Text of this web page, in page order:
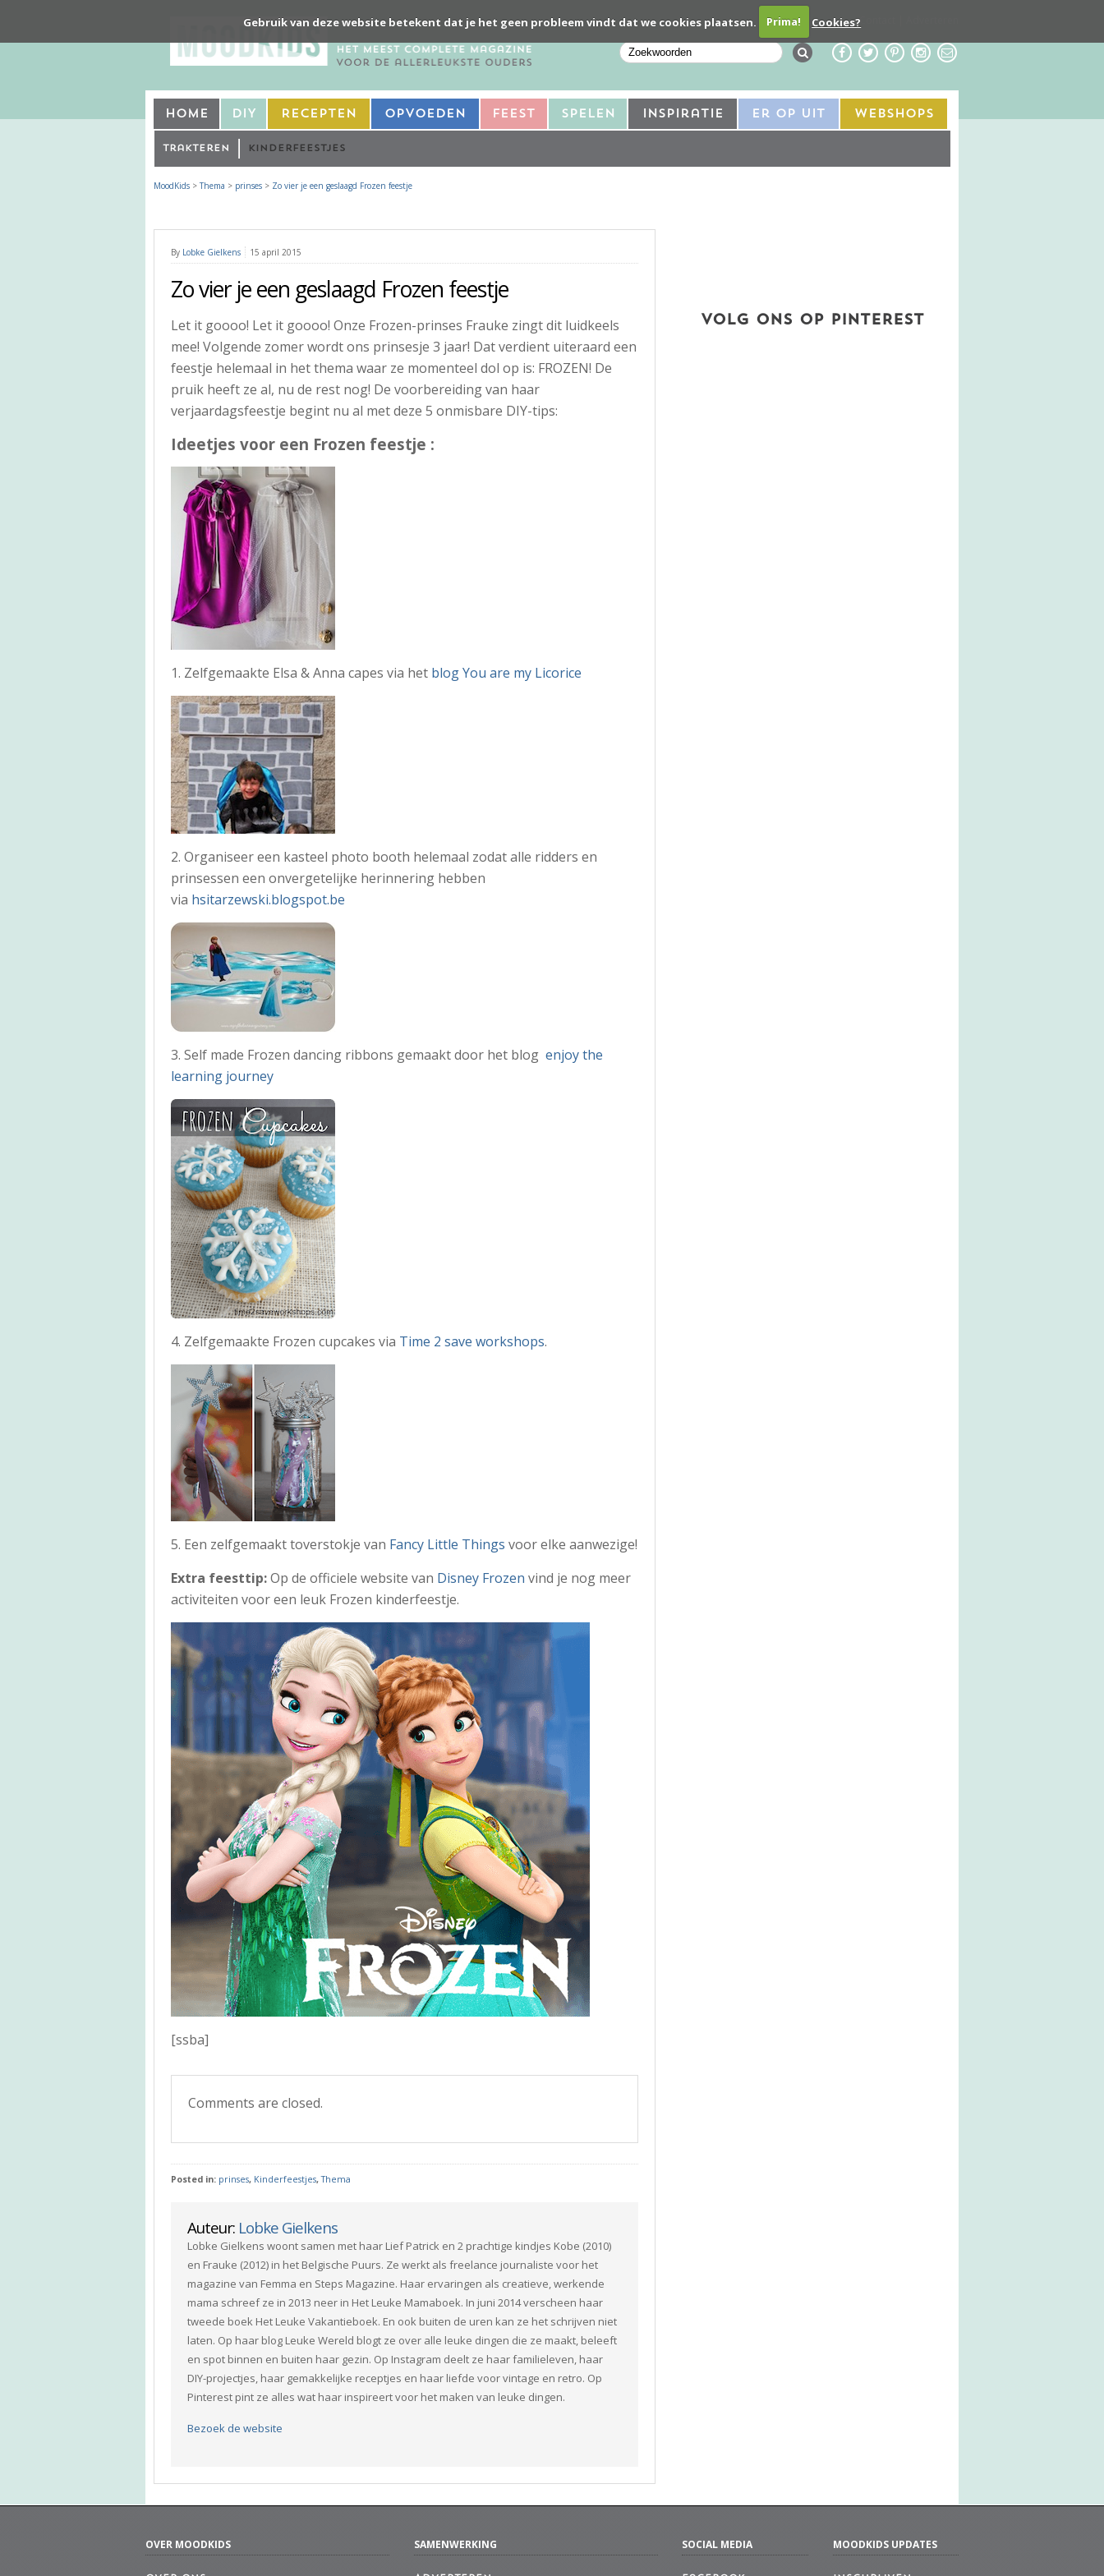
Gebruik van deze website betekent dat je het geen probleem vindt dat we cookies plaatsen. Prima! Cookies?Contact
Home DIY Recepten Opvoeden Feest Spelen Inspiratie Er Op Uit Webshops
Trakteren Kinderfeestjes
MoodKids >Thema > prinses > Zo vier je een geslaagd Frozen feestje
By Lobke Gielkens 15 april 2015
Zo vier je een geslaagd Frozen feestje
Let it goooo! Let it goooo! Onze Frozen-prinses Frauke zingt dit luidkeels
mee! Volgende zomer wordt ons prinsesje 3 jaar! Dat verdient uiteraard een
feestje helemaal in het thema waar ze momenteel dol op is: FROZEN! De
pruik heeft ze al, nu de rest nog! De voorbereiding van haar
verjaardagsfeestje begint nu al met deze 5 onmisbare DIY-tips:
Ideetjes voor een Frozen feestje :
1. Zelfgemaakte Elsa & Anna capes via het blog You are my Licorice
2. Organiseer een kasteel photo booth helemaal zodat alle ridders en
prinsessen een onvergetelijke herinnering hebben
via hsitarzewski.blogspot.be
3. Self made Frozen dancing ribbons gemaakt door het blog enjoy the
learning journey
4. Zelfgemaakte Frozen cupcakes via Time 2 save workshops.
5. Een zelfgemaakt toverstokje van Fancy Little Things voor elke aanwezige!
Extra feesttip:Op de officiele website van Disney Frozen vind je nog meer
activiteiten voor een leuk Frozen kinderfeestje.
[ssba]
Comments are closed.
Posted in: prinses, Kinderfeestjes,Thema
Auteur: Lobke Gielkens
Lobke Gielkens woont samen met haar Lief Patrick en 2 prachtige kindjes Kobe (2010)
en Frauke (2012) in het Belgische Puurs. Ze werkt als freelance journaliste voor het
magazine van Femma en Steps Magazine. Haar ervaringen als creatieve, werkende
mama schreef ze in 2013 neer in Het Leuke Mamaboek. In juni 2014 verscheen haar
tweede boek Het Leuke Vakantieboek. En ook buiten de uren kan ze het schrijven niet
laten. Op haar blog Leuke Wereld blogt ze over alle leuke dingen die ze maakt, beleeft
en spot binnen en buiten haar gezin. Op Instagram deelt ze haar familieleven, haar
DIY-projectjes, haar gemakkelijke receptjes en haar liefde voor vintage en retro. Op
Pinterest pint ze alles wat haar inspireert voor het maken van leuke dingen.
Bezoek de website
VOLG ONS OP PINTEREST
OVER MOODKIDS SAMENWERKING SOCIAL MEDIA MOODKIDS UPDATES